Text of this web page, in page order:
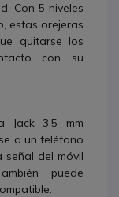
Con 5 niveles
estas orejeras
quitarse los
con su
Jack 3,5 mm
a un teléfono
señal del móvil
puede